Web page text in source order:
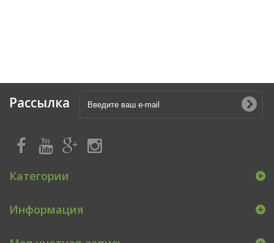
Рассылка
Категории
Информация